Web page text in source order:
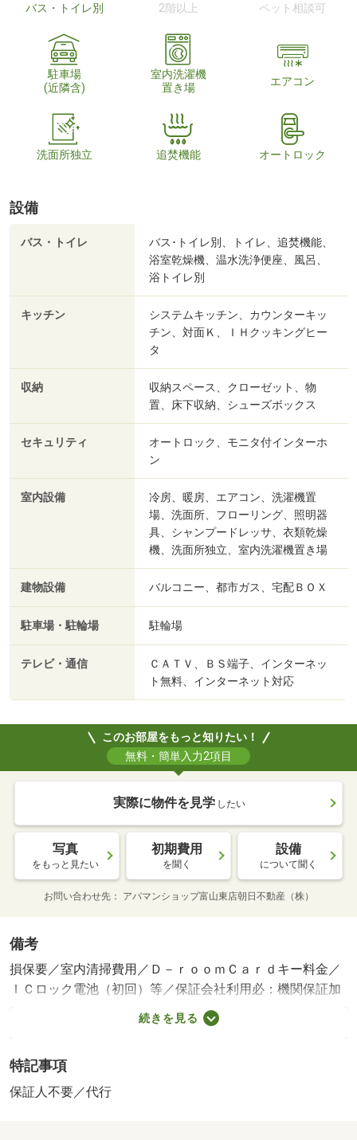
バス・トイレ別 2階以上 ペット相談可
駐車場
(近隣含)
室内洗濯機
置き場
エアコン
洗面所独立 追焚機能 オートロック
設備
バス・トイレ
バス･トイレ別、トイレ、追焚機能、
浴室乾燥機、温水洗浄便座、風呂、
浴トイレ別
キッチン
システムキッチン、カウンターキッ
チン、対面Ｋ、ＩＨクッキングヒー
タ
収納
収納スペース、クローゼット、物
置、床下収納、シューズボックス
セキュリティ
オートロック、モニタ付インターホ
ン
室内設備
冷房、暖房、エアコン、洗濯機置
場、洗面所、フローリング、照明器
具、シャンプードレッサ、衣類乾燥
機、洗面所独立、室内洗濯機置き場
建物設備 バルコニー、都市ガス、宅配ＢＯＸ
駐車場・駐輪場 駐輪場
テレビ・通信
ＣＡＴＶ、ＢＳ端子、インターネッ
ト無料、インターネット対応
このお部屋をもっと知りたい！
無料・簡単入力2項目
実際に物件を見学 したい
写真
をもっと見たい
初期費用
を聞く
設備
について聞く
お問い合わせ先 アパマンショップ富山東店朝日不動産（株）
備考
損保要／室内清掃費用／Ｄ－ｒｏｏｍＣａｒｄキー料金／
ＩＣロック電池（初回）等／保証会社利用必：機関保証加
入必須。初回保証料３５０００円、月額保証料賃料等総額
の１％＋８００円／月（その他商品あり）／［退去時費
リーニング料金に、エアコンクリーニング費用を含みま
す。 保証会社：株式会社イントラスト／バストイレ別
続きを見る
特記事項
保証人不要／代行